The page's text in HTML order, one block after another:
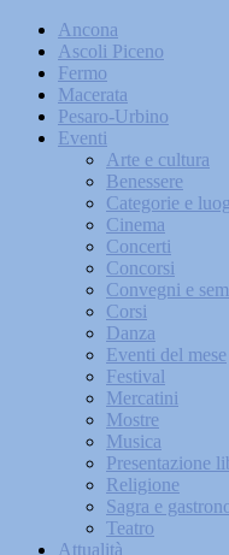
Ancona
Ascoli Piceno
Fermo
Macerata
Pesaro-Urbino
Eventi
Arte e cultura
Benessere
Categorie e
Cinema
Concerti
Concorsi
Convegni e
Corsi
Danza
Eventi del mese
Festival
Mercatini
Mostre
Musica
Presentazione
Religione
Sagra e
Teatro
Attualità